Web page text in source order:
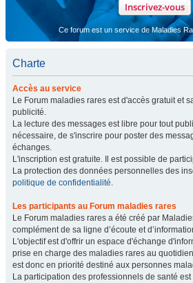
Inscrivez-vous
Ce forum est un service de Maladies
Charte
Accès au service
Le Forum maladies rares est d'accès gratuit et
publicité.
La lecture des messages est libre pour tout
nécessaire, de s'inscrire pour poster des
échanges.
L'inscription est gratuite. Il est possible de
La protection des données personnelles des
politique de confidentialité.
Les participants au Forum maladies rares
Le Forum maladies rares a été créé par
complément de sa ligne d’écoute et
L'objectif est d'offrir un espace d'échange
prise en charge des maladies rares au
est donc en priorité destiné aux personnes
La participation des professionnels de santé